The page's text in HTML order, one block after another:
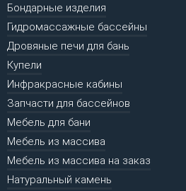
Бондарные изделия
Гидромассажные бассейны
Дровяные печи для бань
Купели
Инфракрасные кабины
Запчасти для бассейнов
Мебель для бани
Мебель из массива
Мебель из массива на заказ
Натуральный камень